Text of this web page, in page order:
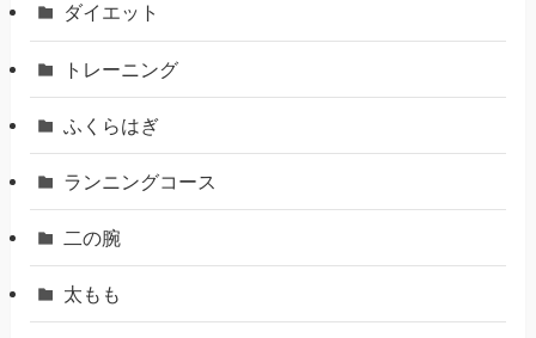
ダイエット
トレーニング
ふくらはぎ
ランニングコース
二の腕
太もも